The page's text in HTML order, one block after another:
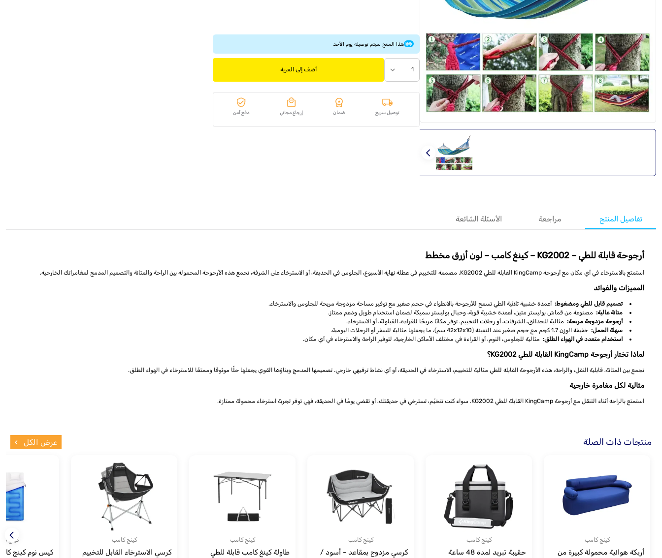
هذا المنتج سيتم توصيله يوم الأحد
1 أضف إلى العربة
توصيل سريع ضمان إرجاع مجاني دفع آمن
تفاصيل المنتج مراجعة الأسئلة الشائعة
أرجوحة قابلة للطي – KG2002 – كينغ كامب – لون أزرق مخطط
استمتع بالاسترخاء في أي مكان مع أرجوحة KingCamp القابلة للطي KG2002. مصممة للتخييم في عطلة نهاية الأسبوع، الجلوس في الحديقة، أو الاسترخاء على الشرفة، تجمع هذه الأرجوحة المحمولة بين الراحة والمتانة والتصميم المدمج لمغامراتك الخارجية.
المميزات والفوائد
تصميم قابل للطي ومضغوط: أعمدة خشبية ثلاثية الطي تسمح للأرجوحة بالانطواء في حجم صغير مع توفير مساحة مزدوجة مريحة للجلوس والاسترخاء.
متانة عالية: مصنوعة من قماش بوليستر متين، أعمدة خشبية قوية، وحبال بوليستر سميكة لضمان استخدام طويل ودعم ممتاز.
أرجوحة مزدوجة مريحة: مثالية للحدائق، الشرفات، أو رحلات التخييم. توفر مكانًا مريحًا للقراءة، القيلولة، أو الاسترخاء.
سهلة الحمل: خفيفة الوزن 1.7 كجم مع حجم صغير عند التعبئة (42x12x10 سم)، ما يجعلها مثالية للسفر أو الرحلات اليومية.
استخدام متعدد في الهواء الطلق: مثالية للجلوس، النوم، أو القراءة في مختلف الأماكن الخارجية، لتوفير الراحة والاسترخاء في أي مكان.
لماذا تختار أرجوحة KingCamp القابلة للطي KG2002؟
تجمع بين المتانة، قابلية النقل، والراحة، هذه الأرجوحة القابلة للطي مثالية للتخييم، الاسترخاء في الحديقة، أو أي نشاط ترفيهي خارجي. تصميمها المدمج وبناؤها القوي يجعلها حلًا موثوقًا وممتعًا للاسترخاء في الهواء الطلق.
مثالية لكل مغامرة خارجية
استمتع بالراحة أثناء التنقل مع أرجوحة KingCamp القابلة للطي KG2002. سواء كنت تتخيّم، تسترخي في حديقتك، أو تقضي يومًا في الحديقة، فهي توفر تجربة استرخاء محمولة ممتازة.
منتجات ذات الصلة عرض الكل
كينج كامب
أريكة هوائية محمولة كبيرة من
كينج كامب
حقيبة تبريد لمدة 48 ساعة
كينج كامب
كرسي مزدوج بمقاعد - أسود /
كينج كامب
طاولة كينغ كامب قابلة للطي
كينج كامب
كرسي الاسترخاء القابل للتخييم
كينج
كيس نوم كينج